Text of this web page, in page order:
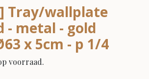
Tray/wallplate
- metal - gold
x 5cm - p 1/4
voorraad.